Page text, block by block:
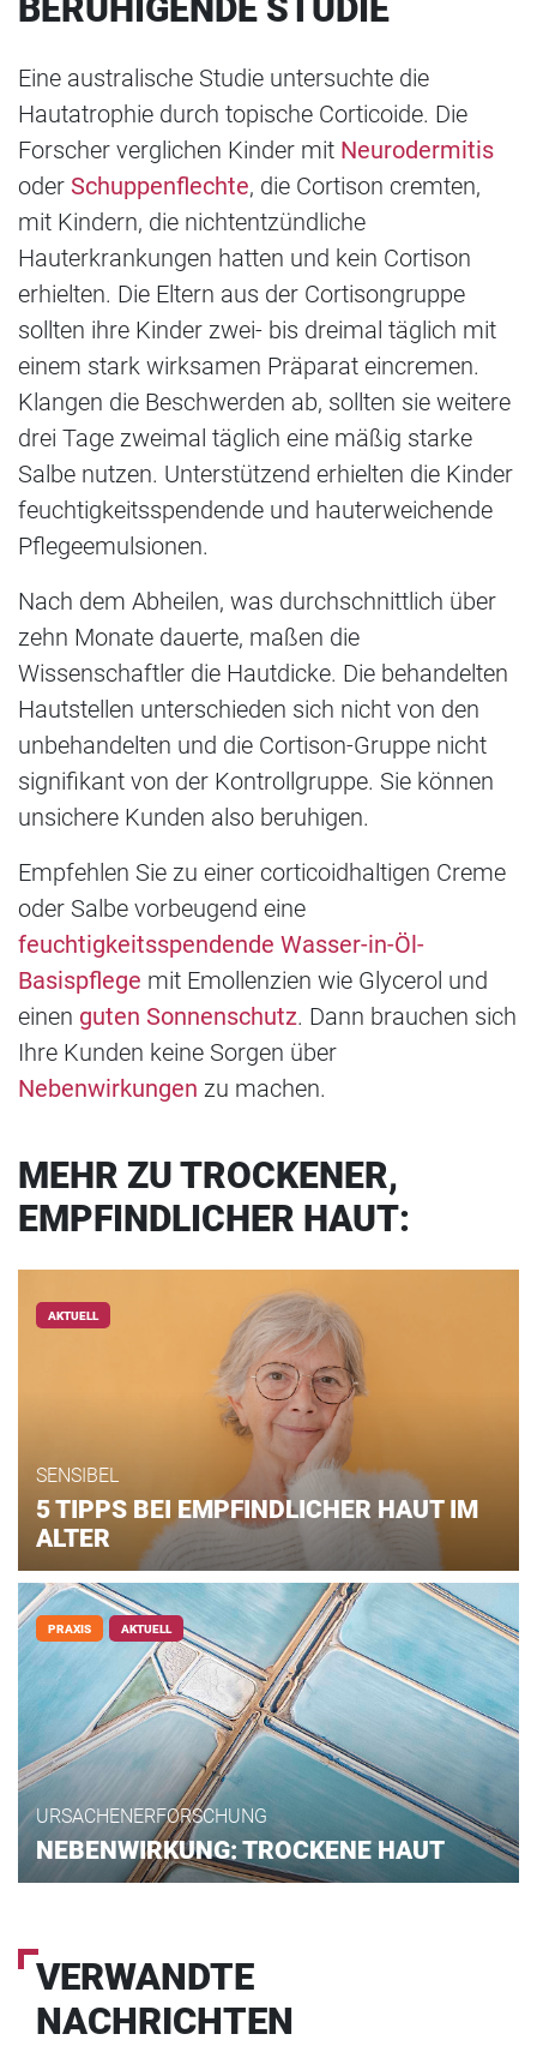
BERUHIGENDE STUDIE
Eine australische Studie untersuchte die
Hautatrophie durch topische Corticoide. Die
Forscher verglichen Kinder mit Neurodermitis
oder Schuppenflechte, die Cortison cremten,
mit Kindern, die nichtentzündliche
Hauterkrankungen hatten und kein Cortison
erhielten. Die Eltern aus der Cortisongruppe
sollten ihre Kinder zwei- bis dreimal täglich mit
einem stark wirksamen Präparat eincremen.
Klangen die Beschwerden ab, sollten sie weitere
drei Tage zweimal täglich eine mäßig starke
Salbe nutzen. Unterstützend erhielten die Kinder
feuchtigkeitsspendende und hauterweichende
Pflegeemulsionen.
Nach dem Abheilen, was durchschnittlich über
zehn Monate dauerte, maßen die
Wissenschaftler die Hautdicke. Die behandelten
Hautstellen unterschieden sich nicht von den
unbehandelten und die Cortison-Gruppe nicht
signifikant von der Kontrollgruppe. Sie können
unsichere Kunden also beruhigen.
Empfehlen Sie zu einer corticoidhaltigen Creme
oder Salbe vorbeugend eine
feuchtigkeitsspendende Wasser-in-Öl-
Basispflege mit Emollenzien wie Glycerol und
einen guten Sonnenschutz. Dann brauchen sich
Ihre Kunden keine Sorgen über
Nebenwirkungen zu machen.
MEHR ZU TROCKENER,
EMPFINDLICHER HAUT:
AKTUELL
SENSIBEL
5 TIPPS BEI EMPFINDLICHER HAUT IM
ALTER
PRAXIS AKTUELL
URSACHENERFORSCHUNG
NEBENWIRKUNG: TROCKENE HAUT
VERWANDTE
NACHRICHTEN